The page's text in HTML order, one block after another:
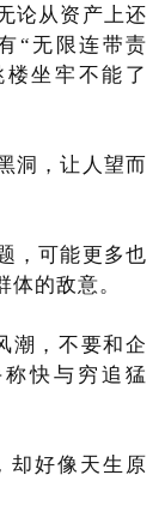
论从资产上还
“无限连带责
坐牢不能了
洞，让人望而
，可能更多也
的敌意。
潮，不要和企
快与穷追猛
却好像天生原